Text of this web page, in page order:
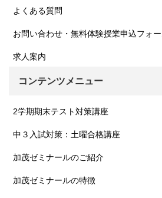
よくある質問
お問い合わせ・無料体験授業申込フォ
求人案内
コンテンツメニュー
2学期期末テスト対策講座
中３入試対策：土曜合格講座
加茂ゼミナールのご紹介
加茂ゼミナールの特徴